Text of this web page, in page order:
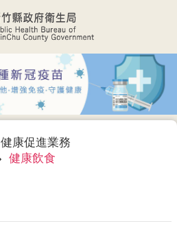
健康促進業務
健康飲食